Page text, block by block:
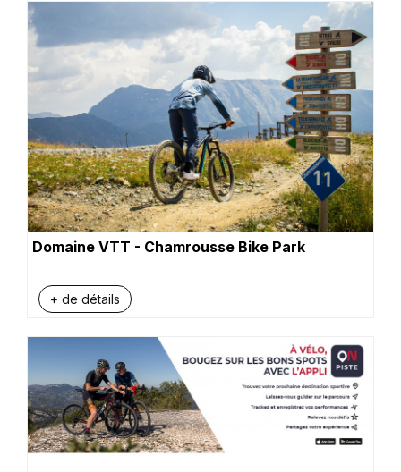
Domaine VTT - Chamrousse Bike Park
+ de détails